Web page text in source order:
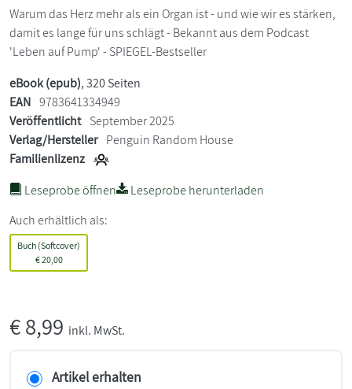
Warum das Herz mehr als ein Organ ist - und wie wir es stärken,
damit es lange für uns schlägt - Bekannt aus dem Podcast
'Leben auf Pump' - SPIEGEL-Bestseller
eBook (epub), 320 Seiten
EAN 9783641334949
Veröffentlicht September 2025
Verlag/Hersteller Penguin Random House
Familienlizenz
Leseprobe öffnen
Leseprobe herunterladen
Auch erhältlich als:
Buch (Softcover)
€20,00
€8,99 inkl. MwSt.
Artikel erhalten